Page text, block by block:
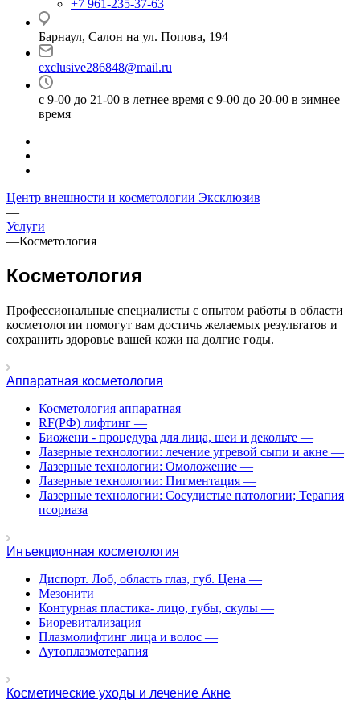
+7 961-235-37-63
Барнаул, Салон на ул. Попова, 194
exclusive286848@mail.ru
с 9-00 до 21-00 в летнее время с 9-00 до 20-00 в зимнее
время
Центр внешности и косметологии Эксклюзив
—
Услуги
—Косметология
Косметология
Профессиональные специалисты с опытом работы в области
косметологии помогут вам достичь желаемых результатов и
сохранить здоровье вашей кожи на долгие годы.
Аппаратная косметология
Косметология аппаратная —
RF(РФ) лифтинг —
Биожени - процедура для лица, шеи и декольте —
Лазерные технологии: лечение угревой сыпи и акне —
Лазерные технологии: Омоложение —
Лазерные технологии: Пигментация —
Лазерные технологии: Сосудистые патологии; Терапия
псориаза
Инъекционная косметология
Диспорт. Лоб, область глаз, губ. Цена —
Мезонити —
Контурная пластика- лицо, губы, скулы —
Биоревитализация —
Плазмолифтинг лица и волос —
Аутоплазмотерапия
Косметические уходы и лечение Акне